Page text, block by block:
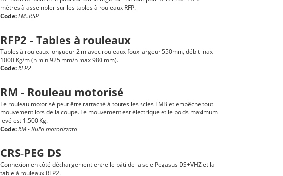
mètres à assembler sur les tables à rouleaux RFP.
Code:FM..RSP
RFP2 - Tables à rouleaux
Tables à rouleaux longueur 2 m avec rouleaux foux largeur 550mm, débit max
1000 Kg/m (h min 925 mm/h max 980 mm).
Code:RFP2
RM - Rouleau motorisé
Le rouleau motorisé peut être rattaché à toutes les scies FMB et empêche tout
mouvement lors de la coupe. Le mouvement est électrique et le poids maximum
levé est 1.500 Kg.
Code:RM - Rullo motorizzato
CRS-PEG DS
Connexion en côté déchargement entre le bâti de la scie Pegasus DS+VHZ et la
table à rouleaux RFP2.